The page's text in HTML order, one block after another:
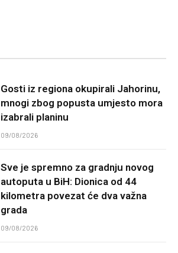
Gosti iz regiona okupirali Jahorinu,
mnogi zbog popusta umjesto mora
izabrali planinu
09/08/2026
Sve je spremno za gradnju novog
autoputa u BiH: Dionica od 44
kilometra povezat će dva važna
grada
09/08/2026